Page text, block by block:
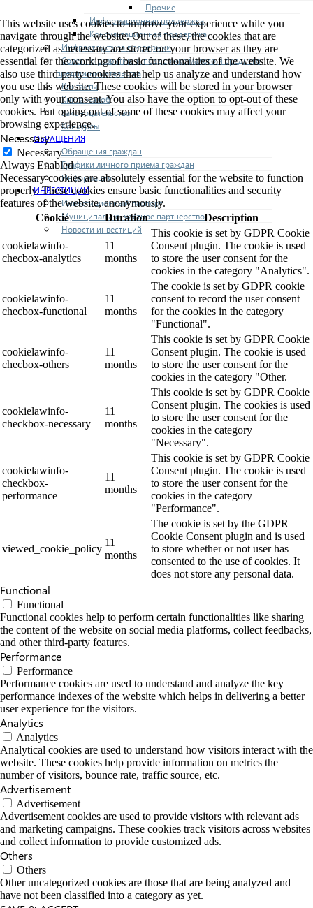
Прочие
Информационная поддержка
Консультационная поддержка
Инфраструктура поддержки
Совет по развитию и поддержке малого и среднего
предпринимательства
Контакты
Книга жалоб
Законодательство
Конкурсы
ОБРАЩЕНИЯ
Обращения граждан
Графики личного приема граждан
Информация
ИНВЕСТИЦИИ
Инвестиционный паспорт
Муниципально-частное партнерство
Новости инвестиций
This website uses cookies to improve your experience while you
navigate through the website. Out of these, the cookies that are
categorized as necessary are stored on your browser as they are
essential for the working of basic functionalities of the website. We
also use third-party cookies that help us analyze and understand how
you use this website. These cookies will be stored in your browser
only with your consent. You also have the option to opt-out of these
cookies. But opting out of some of these cookies may affect your
browsing experience.
Necessary
Necessary
Always Enabled
Necessary cookies are absolutely essential for the website to function
properly. These cookies ensure basic functionalities and security
features of the website, anonymously.
Cookie
Duration Description
cookielawinfo-
checbox-analytics
11
months
This cookie is set by GDPR Cookie
Consent plugin. The cookie is used
to store the user consent for the
cookies in the category "Analytics".
cookielawinfo-
checbox-functional
11
months
The cookie is set by GDPR cookie
consent to record the user consent
for the cookies in the category
"Functional".
cookielawinfo-
checbox-others
11
months
This cookie is set by GDPR Cookie
Consent plugin. The cookie is used
to store the user consent for the
cookies in the category "Other.
cookielawinfo-
checkbox-necessary
11
months
This cookie is set by GDPR Cookie
Consent plugin. The cookies is used
to store the user consent for the
cookies in the category
"Necessary".
cookielawinfo-
checkbox-
performance
11
months
This cookie is set by GDPR Cookie
Consent plugin. The cookie is used
to store the user consent for the
cookies in the category
"Performance".
viewed_cookie_policy
11
months
The cookie is set by the GDPR
Cookie Consent plugin and is used
to store whether or not user has
consented to the use of cookies. It
does not store any personal data.
Functional
Functional
Functional cookies help to perform certain functionalities like sharing
the content of the website on social media platforms, collect feedbacks,
and other third-party features.
Performance
Performance
Performance cookies are used to understand and analyze the key
performance indexes of the website which helps in delivering a better
user experience for the visitors.
Analytics
Analytics
Analytical cookies are used to understand how visitors interact with the
website. These cookies help provide information on metrics the
number of visitors, bounce rate, traffic source, etc.
Advertisement
Advertisement
Advertisement cookies are used to provide visitors with relevant ads
and marketing campaigns. These cookies track visitors across websites
and collect information to provide customized ads.
Others
Others
Other uncategorized cookies are those that are being analyzed and
have not been classified into a category as yet.